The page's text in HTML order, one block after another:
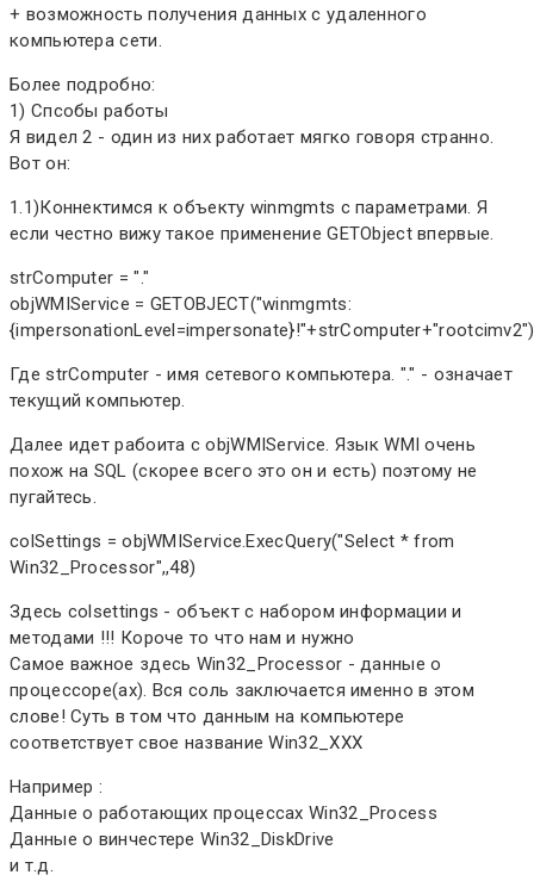
+ возможность получения данных с удаленного
компьютера сети.
Более подробно:
1) Спсобы работы
Я видел 2 - один из них работает мягко говоря странно.
Вот он:
1.1)Коннектимся к объекту winmgmts с параметрами. Я
если честно вижу такое применение GETObject впервые.
strComputer = "."
objWMIService = GETOBJECT("winmgmts:
{impersonationLevel=impersonate}!"+strComputer+"rootcimv2")
Где strComputer - имя сетевого компьютера. "." - означает
текущий компьютер.
Далее идет рабоита с objWMIService. Язык WMI очень
похож на SQL (скорее всего это он и есть) поэтому не
пугайтесь.
colSettings = objWMIService.ExecQuery("Select * from
Win32_Processor",,48)
Здесь colsettings - объект с набором информации и
методами !!! Короче то что нам и нужно
Самое важное здесь Win32_Processor - данные о
процессоре(ах). Вся соль заключается именно в этом
слове! Суть в том что данным на компьютере
соответствует свое название Win32_XXX
Например :
Данные о работающих процессах Win32_Process
Данные о винчестере Win32_DiskDrive
и т.д.